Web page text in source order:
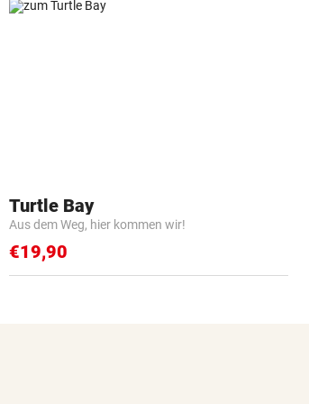
Turtle Bay
Aus dem Weg, hier kommen wir!
€19,90